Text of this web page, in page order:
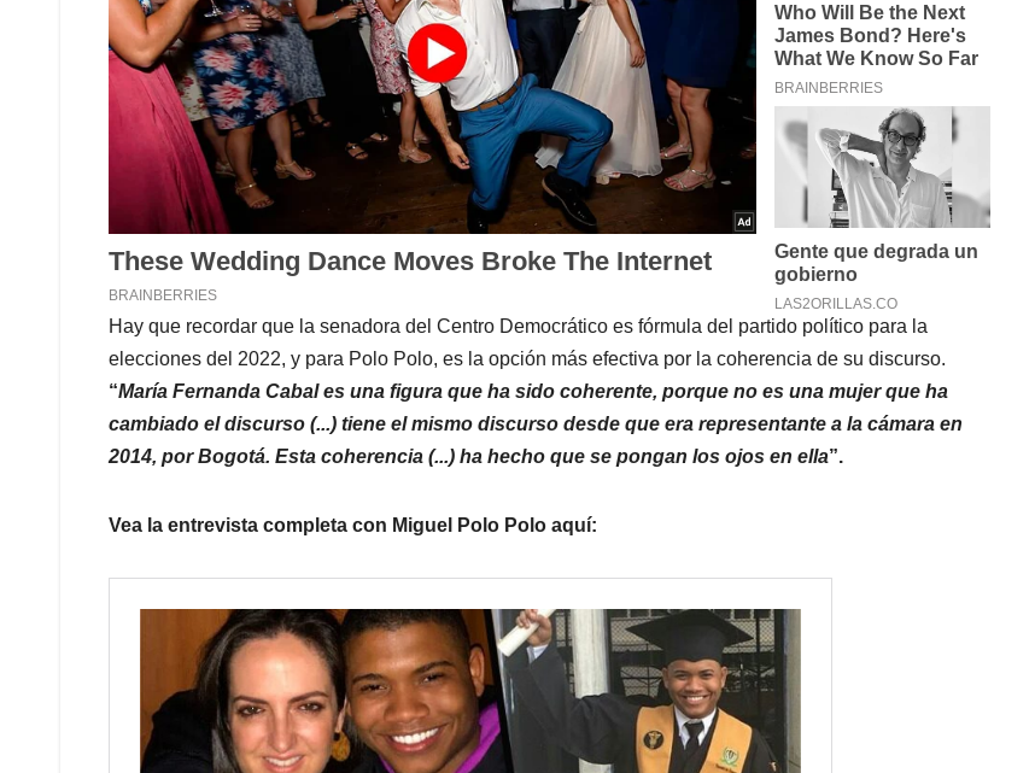
Hay que recordar que la senadora del Centro Democrático es fórmula del partido político para la
elecciones del 2022, y para Polo Polo, es la opción más efectiva por la coherencia de su discurso.
“María Fernanda Cabal es una figura que ha sido coherente, porque no es una mujer que ha
cambiado el discurso (...) tiene el mismo discurso desde que era representante a la cámara en
2014, por Bogotá. Esta coherencia (...) ha hecho que se pongan los ojos en ella”.
Vea la entrevista completa con Miguel Polo Polo aquí: